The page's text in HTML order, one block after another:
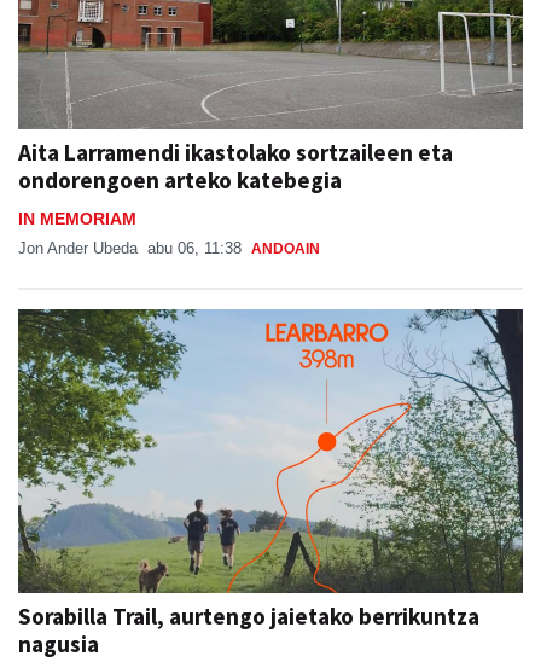
Aita Larramendi ikastolako sortzaileen eta
ondorengoen arteko katebegia
IN MEMORIAM
Jon Ander Ubeda abu 06, 11:38 ANDOAIN
Sorabilla Trail, aurtengo jaietako berrikuntza
nagusia